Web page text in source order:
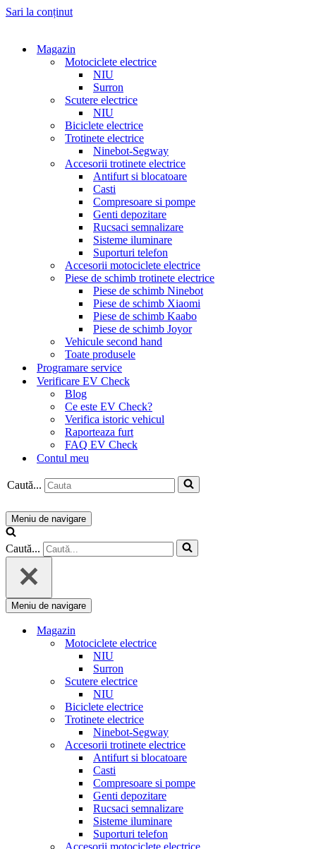
Sari la conținut
Magazin
Motociclete electrice
NIU
Surron
Scutere electrice
NIU
Biciclete electrice
Trotinete electrice
Ninebot-Segway
Accesorii trotinete electrice
Antifurt si blocatoare
Casti
Compresoare si pompe
Genti depozitare
Rucsaci semnalizare
Sisteme iluminare
Suporturi telefon
Accesorii motociclete electrice
Piese de schimb trotinete electrice
Piese de schimb Ninebot
Piese de schimb Xiaomi
Piese de schimb Kaabo
Piese de schimb Joyor
Vehicule second hand
Toate produsele
Programare service
Verificare EV Check
Blog
Ce este EV Check?
Verifica istoric vehicul
Raporteaza furt
FAQ EV Check
Contul meu
Caută...
Meniu de navigare
Caută...
Meniu de navigare
Magazin
Motociclete electrice
NIU
Surron
Scutere electrice
NIU
Biciclete electrice
Trotinete electrice
Ninebot-Segway
Accesorii trotinete electrice
Antifurt si blocatoare
Casti
Compresoare si pompe
Genti depozitare
Rucsaci semnalizare
Sisteme iluminare
Suporturi telefon
Accesorii motociclete electrice